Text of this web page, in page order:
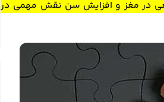
در مغز و افزایش سن نقش مهمی در